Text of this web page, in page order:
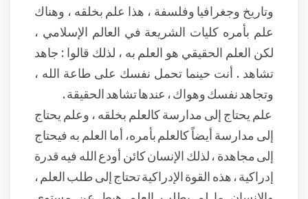
وتاريخ وجغرافيا وفلسفة ، هذا علم بخلقه ، وهناك
علم بأمره كليات الشريعة في العالم الإسلامي ،
لكن العلم الحقيقي هو العلم به ، لذلك قالوا : جاهد
تشاهد . أنت حينما تحمل نفسك على طاعة الله ،
وتجاهد نفسك وهواك ، عندها تشاهد الحقيقة .
علم يحتاج إلى مدارسة كالعلم بخلقه ، وعلم يحتاج
إلى مدارسة أيضاً كالعلم بأمره، أما العلم به فيحتاج
إلى مجاهدة ، لذلك الإنسان كائن أودع الله فيه قدرة
إدراكية ، هذه القوة الإدراكية تحتاج إلى طلب العلم ،